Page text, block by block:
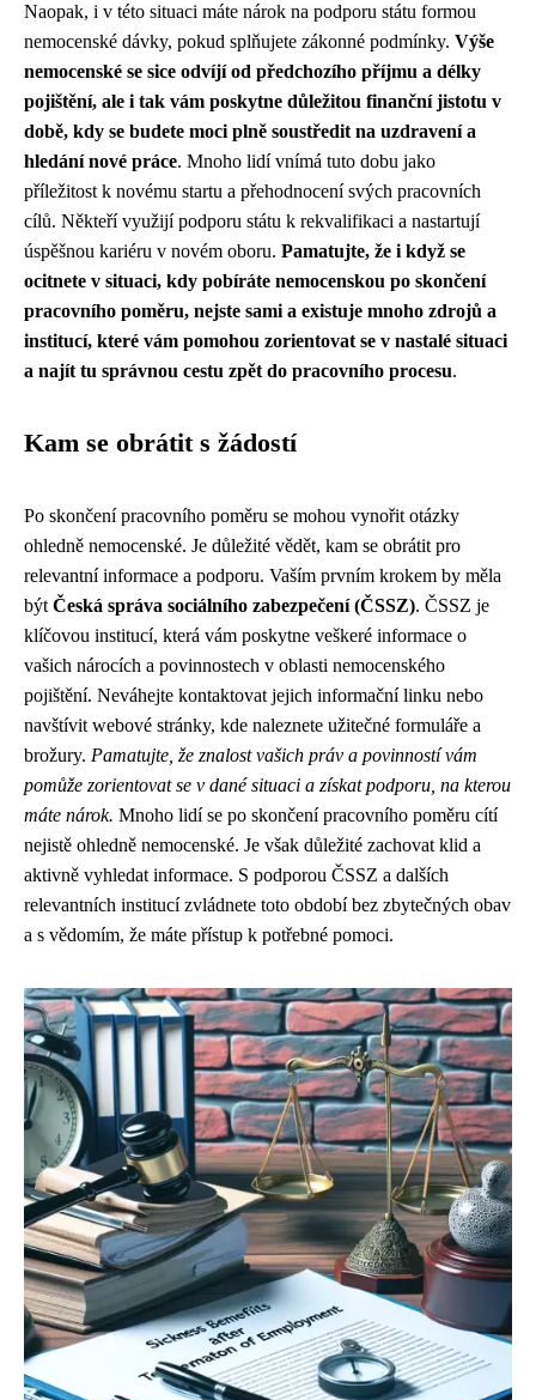
Naopak, i v této situaci máte nárok na podporu státu formou
nemocenské dávky, pokud splňujete zákonné podmínky. Výše
nemocenské se sice odvíjí od předchozího příjmu a délky
pojištění, ale i tak vám poskytne důležitou finanční jistotu v
době, kdy se budete moci plně soustředit na uzdravení a
hledání nové práce. Mnoho lidí vnímá tuto dobu jako
příležitost k novému startu a přehodnocení svých pracovních
cílů. Někteří využijí podporu státu k rekvalifikaci a nastartují
úspěšnou kariéru v novém oboru. Pamatujte, že i když se
ocitnete v situaci, kdy pobíráte nemocenskou po skončení
pracovního poměru, nejste sami a existuje mnoho zdrojů a
institucí, které vám pomohou zorientovat se v nastalé situaci
a najít tu správnou cestu zpět do pracovního procesu.
Kam se obrátit s žádostí
Po skončení pracovního poměru se mohou vynořit otázky
ohledně nemocenské. Je důležité vědět, kam se obrátit pro
relevantní informace a podporu. Vaším prvním krokem by měla
být Česká správa sociálního zabezpečení (ČSSZ). ČSSZ je
klíčovou institucí, která vám poskytne veškeré informace o
vašich nárocích a povinnostech v oblasti nemocenského
pojištění. Neváhejte kontaktovat jejich informační linku nebo
navštívit webové stránky, kde naleznete užitečné formuláře a
brožury. Pamatujte, že znalost vašich práv a povinností vám
pomůže zorientovat se v dané situaci a získat podporu, na kterou
máte nárok. Mnoho lidí se po skončení pracovního poměru cítí
nejistě ohledně nemocenské. Je však důležité zachovat klid a
aktivně vyhledat informace. S podporou ČSSZ a dalších
relevantních institucí zvládnete toto období bez zbytečných obav
a s vědomím, že máte přístup k potřebné pomoci.